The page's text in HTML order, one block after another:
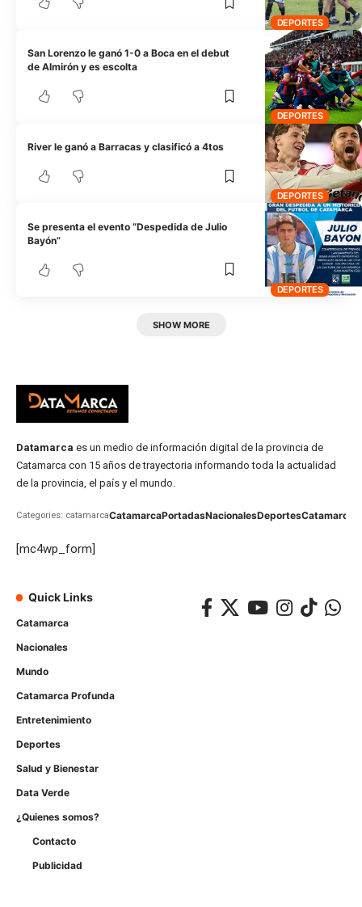
DEPORTES
DEPORTES
San Lorenzo le ganó 1-0 a Boca en el debut
de Almirón y es escolta
DEPORTES
River le ganó a Barracas y clasificó a 4tos
DEPORTES
Se presenta el evento “Despedida de Julio
Bayón”
SHOW MORE
Datamarca es un medio de información digital de la provincia de
Catamarca con 15 años de trayectoria informando toda la actualidad
de la provincia, el país y el mundo.
Categories: catamarcaCatamarcaPortadasNacionalesDeportesCatamarca
[mc4wp_form]
Quick Links
Catamarca
Nacionales
Mundo
Catamarca Profunda
Entretenimiento
Deportes
Salud y Bienestar
Data Verde
¿Quienes somos?
Contacto
Publicidad